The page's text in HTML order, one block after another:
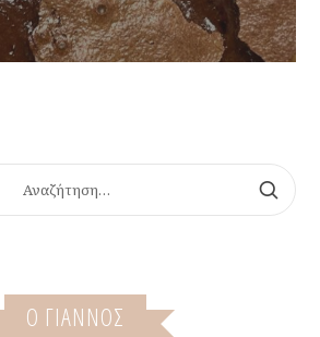
Ο ΓΙΆΝΝΟΣ